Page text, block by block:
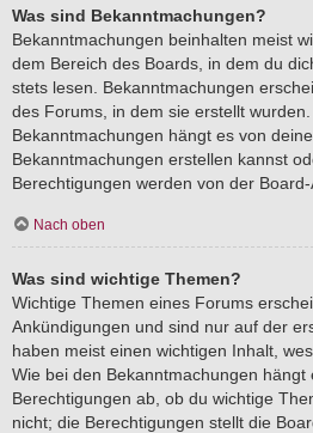
Was sind Bekanntmachungen?
Bekanntmachungen beinhalten meist
dem Bereich des Boards, in dem du
stets lesen. Bekanntmachungen
des Forums, in dem sie erstellt
Bekanntmachungen hängt es von
Bekanntmachungen erstellen kannst
Berechtigungen werden von der
Nach oben
Was sind wichtige Themen?
Wichtige Themen eines Forums
Ankündigungen und sind nur auf der
haben meist einen wichtigen Inhalt,
Wie bei den Bekanntmachungen hängt
Berechtigungen ab, ob du wichtige
nicht; die Berechtigungen stellt die